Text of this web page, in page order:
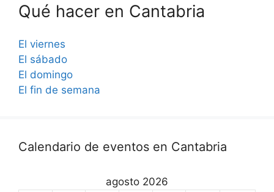
Qué hacer en Cantabria
El viernes
El sábado
El domingo
El fin de semana
Calendario de eventos en Cantabria
agosto 2026